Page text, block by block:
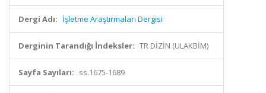
Dergi Adı: İşletme Araştırmaları Dergisi
Derginin Tarandığı İndeksler: TR DİZİN (ULAKBİM)
Sayfa Sayıları: ss.1675-1689